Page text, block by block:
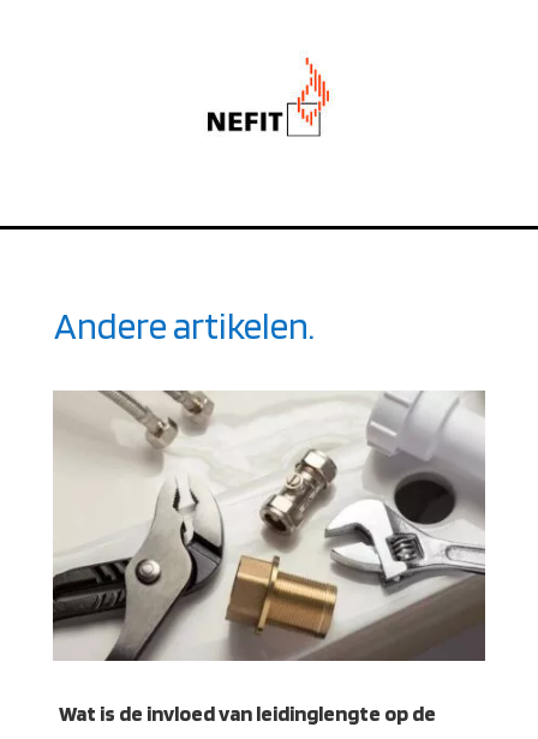
Andere artikelen.
Wat is de invloed van leidinglengte op de